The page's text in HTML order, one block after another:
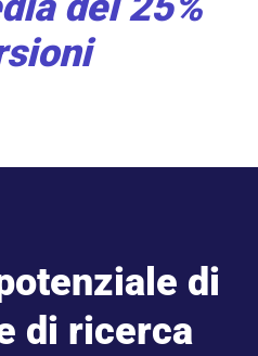
di
di ricerca